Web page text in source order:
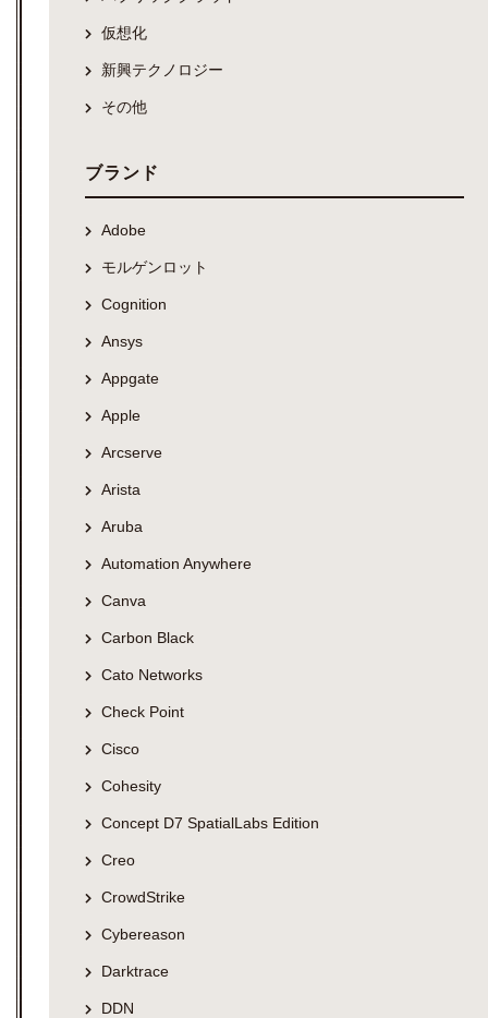
仮想化
新興テクノロジー
その他
ブランド
Adobe
モルゲンロット
Cognition
Ansys
Appgate
Apple
Arcserve
Arista
Aruba
Automation Anywhere
Canva
Carbon Black
Cato Networks
Check Point
Cisco
Cohesity
Concept D7 SpatialLabs Edition
Creo
CrowdStrike
Cybereason
Darktrace
DDN